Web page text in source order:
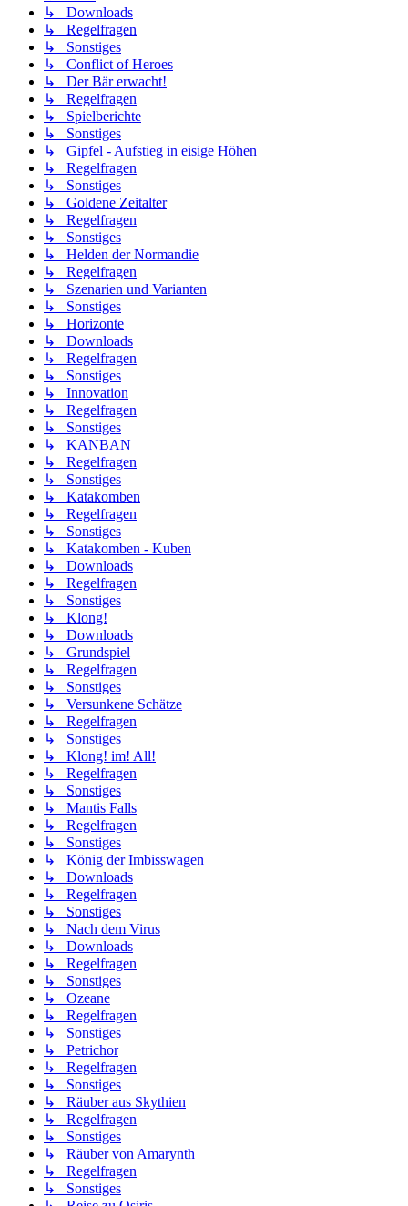
↳ Downloads
↳ Regelfragen
↳ Sonstiges
↳ Conflict of Heroes
↳ Der Bär erwacht!
↳ Regelfragen
↳ Spielberichte
↳ Sonstiges
↳ Gipfel - Aufstieg in eisige Höhen
↳ Regelfragen
↳ Sonstiges
↳ Goldene Zeitalter
↳ Regelfragen
↳ Sonstiges
↳ Helden der Normandie
↳ Regelfragen
↳ Szenarien und Varianten
↳ Sonstiges
↳ Horizonte
↳ Downloads
↳ Regelfragen
↳ Sonstiges
↳ Innovation
↳ Regelfragen
↳ Sonstiges
↳ KANBAN
↳ Regelfragen
↳ Sonstiges
↳ Katakomben
↳ Regelfragen
↳ Sonstiges
↳ Katakomben - Kuben
↳ Downloads
↳ Regelfragen
↳ Sonstiges
↳ Klong!
↳ Downloads
↳ Grundspiel
↳ Regelfragen
↳ Sonstiges
↳ Versunkene Schätze
↳ Regelfragen
↳ Sonstiges
↳ Klong! im! All!
↳ Regelfragen
↳ Sonstiges
↳ Mantis Falls
↳ Regelfragen
↳ Sonstiges
↳ König der Imbisswagen
↳ Downloads
↳ Regelfragen
↳ Sonstiges
↳ Nach dem Virus
↳ Downloads
↳ Regelfragen
↳ Sonstiges
↳ Ozeane
↳ Regelfragen
↳ Sonstiges
↳ Petrichor
↳ Regelfragen
↳ Sonstiges
↳ Räuber aus Skythien
↳ Regelfragen
↳ Sonstiges
↳ Räuber von Amarynth
↳ Regelfragen
↳ Sonstiges